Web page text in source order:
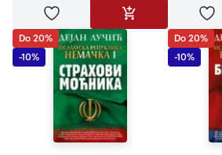
Dodaj u omiljeneDODAJ U KORPU
Do 20%
-10%
Do 20%
-10%